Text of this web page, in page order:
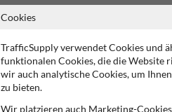
Cookies
TrafficSupply verwendet Cookies und
funktionalen Cookies, die die Website
wir auch analytische Cookies, um
zu bieten.
Wir platzieren auch Marketing-